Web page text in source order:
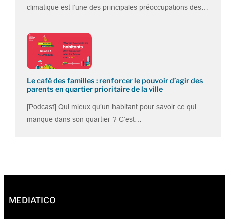
climatique est l’une des principales préoccupations des…
Le café des familles : renforcer le pouvoir d’agir des
parents en quartier prioritaire de la ville
[Podcast] Qui mieux qu’un habitant pour savoir ce qui
manque dans son quartier ? C’est…
MEDIATICO